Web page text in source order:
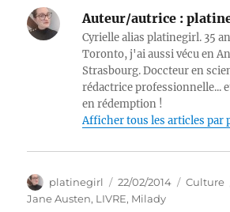
Auteur/autrice :
Cyrielle alias platinegirl. 35
Toronto, j'ai aussi vécu en
Strasbourg. Doccteur en
rédactrice professionnelle...
en rédemption !
Afficher tous les articles par
Auteur
platinegirl
Publié
le
22/02/2014 Culture
Jane Austen, LIVRE, Milady